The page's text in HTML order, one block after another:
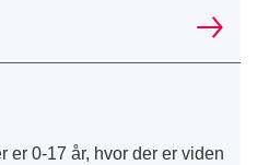
er 0-17 år, hvor der er viden